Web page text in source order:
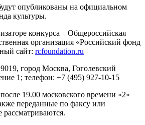
опубликованы на официальном
культуры.
конкурса – Общероссийская
организация «Российский фонд
сайт: rcfoundation.ru
город Москва, Гоголевский
1; телефон: +7 (495) 927-10-15
19.00 московского времени «2»
переданные по факсу или
рассматриваются.